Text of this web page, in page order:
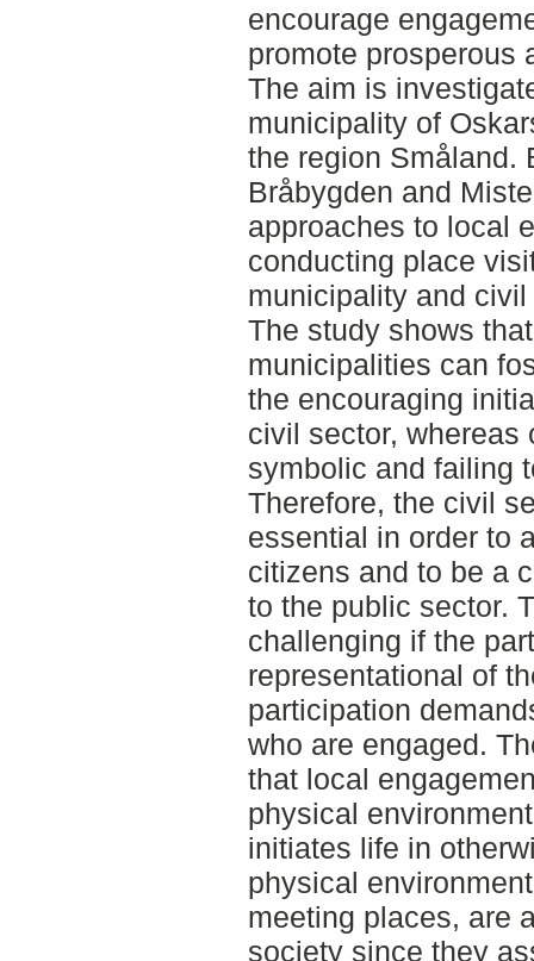
encourage
promote prosperous
The aim is
municipality of
the region Småland.
Bråbygden and
approaches to local
conducting place
municipality and
The study shows
municipalities can
the encouraging
civil sector, whereas
symbolic and failing
Therefore, the civil
essential in order to
citizens and to be a
to the public sector.
challenging if the
representational of
participation
who are engaged.
that local
physical
initiates life in
physical
meeting places, are
society since they